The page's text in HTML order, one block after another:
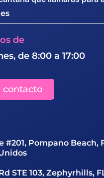
de
de 8:00 a 17:00
contacto
#201, Pompano Beach,
STE 103, Zephyrhills,